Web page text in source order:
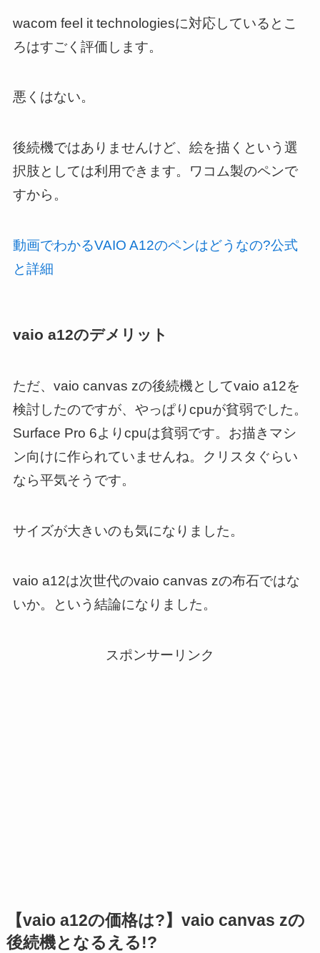
wacom feel it technologiesに対応しているとこ
ろはすごく評価します。
悪くはない。
後続機ではありませんけど、絵を描くという選
択肢としては利用できます。ワコム製のペンで
すから。
動画でわかるVAIO A12のペンはどうなの?公式
と詳細
vaio a12のデメリット
ただ、vaio canvas zの後続機としてvaio a12を
検討したのですが、やっぱりcpuが貧弱でした。
Surface Pro 6よりcpuは貧弱です。お描きマシ
ン向けに作られていませんね。クリスタぐらい
なら平気そうです。
サイズが大きいのも気になりました。
vaio a12は次世代のvaio canvas zの布石ではな
いか。という結論になりました。
スポンサーリンク
【vaio a12の価格は?】vaio canvas zの
後続機となるえる!?